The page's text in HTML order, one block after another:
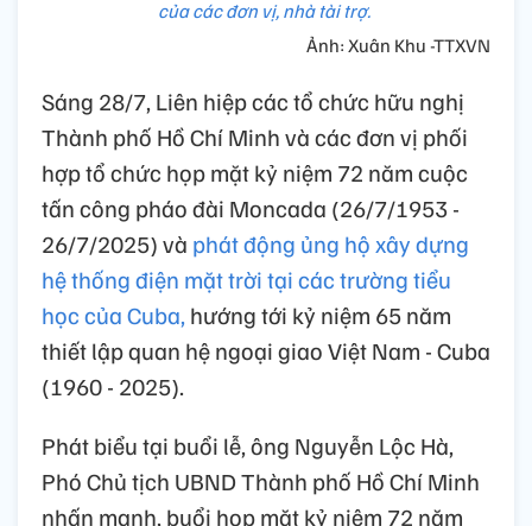
của các đơn vị, nhà tài trợ.
Ảnh: Xuân Khu -TTXVN
Sáng 28/7, Liên hiệp các tổ chức hữu nghị
Thành phố Hồ Chí Minh và các đơn vị phối
hợp tổ chức họp mặt kỷ niệm 72 năm cuộc
tấn công pháo đài Moncada (26/7/1953 -
26/7/2025) và phát động ủng hộ xây dựng
hệ thống điện mặt trời tại các trường tiểu
học của Cuba,hướng tới kỷ niệm 65 năm
thiết lập quan hệ ngoại giao Việt Nam - Cuba
(1960 - 2025).
Phát biểu tại buổi lễ, ông Nguyễn Lộc Hà,
Phó Chủ tịch UBND Thành phố Hồ Chí Minh
nhấn mạnh, buổi họp mặt kỷ niệm 72 năm